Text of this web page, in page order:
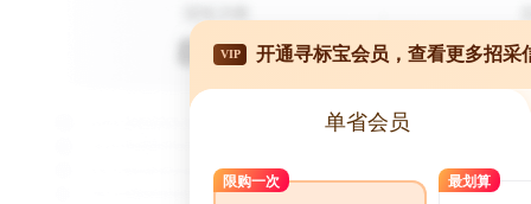
VIP 开通寻标宝会员，查看更多招采
单省会员
限购一次 最划算